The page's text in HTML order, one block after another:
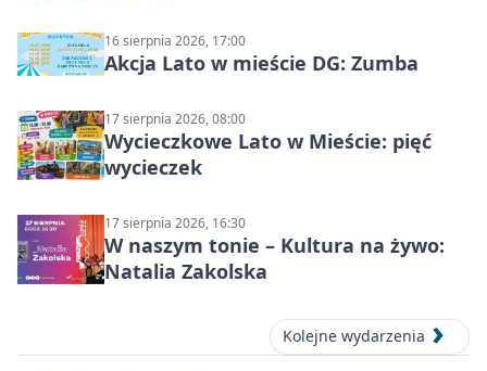
16 sierpnia 2026, 17:00
Akcja Lato w mieście DG: Zumba
17 sierpnia 2026, 08:00
Wycieczkowe Lato w Mieście: pięć
wycieczek
17 sierpnia 2026, 16:30
W naszym tonie – Kultura na żywo:
Natalia Zakolska
Kolejne wydarzenia